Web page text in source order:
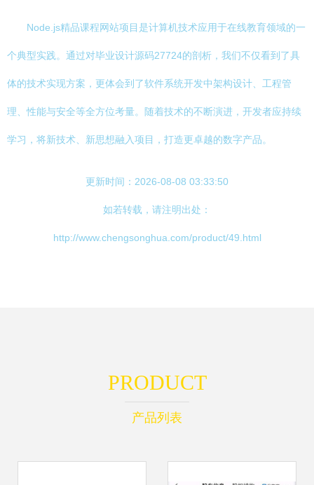
Node.js精品课程网站项目是计算机技术应用于在线教育领域的一
个典型实践。通过对毕业设计源码27724的剖析，我们不仅看到了具
体的技术实现方案，更体会到了软件系统开发中架构设计、工程管
理、性能与安全等全方位考量。随着技术的不断演进，开发者应持续
学习，将新技术、新思想融入项目，打造更卓越的数字产品。
更新时间：2026-08-08 03:33:50
如若转载，请注明出处：
http://www.chengsonghua.com/product/49.html
PRODUCT
产品列表